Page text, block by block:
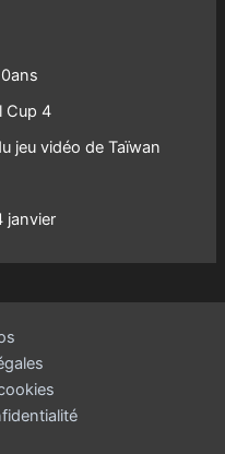
Cup 4
jeu vidéo de Taïwan
janvier